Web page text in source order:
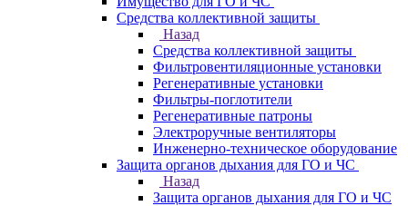
Средства коллективной защиты
Назад
Средства коллективной защиты
Фильтровентиляционные установки
Регенеративные установки
Фильтры-поглотители
Регенеративные патроны
Электроручные вентиляторы
Инженерно-техническое оборудование
Защита органов дыхания для ГО и ЧС
Назад
Защита органов дыхания для ГО и ЧС